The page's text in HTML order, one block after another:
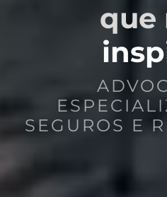
que
SEGUROS E